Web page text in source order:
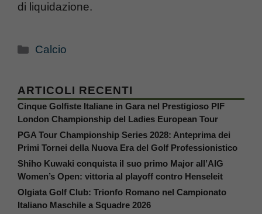
di liquidazione.
Categorie
Calcio
ARTICOLI RECENTI
Cinque Golfiste Italiane in Gara nel Prestigioso PIF
London Championship del Ladies European Tour
PGA Tour Championship Series 2028: Anteprima dei
Primi Tornei della Nuova Era del Golf Professionistico
Shiho Kuwaki conquista il suo primo Major all’AIG
Women’s Open: vittoria al playoff contro Henseleit
Olgiata Golf Club: Trionfo Romano nel Campionato
Italiano Maschile a Squadre 2026